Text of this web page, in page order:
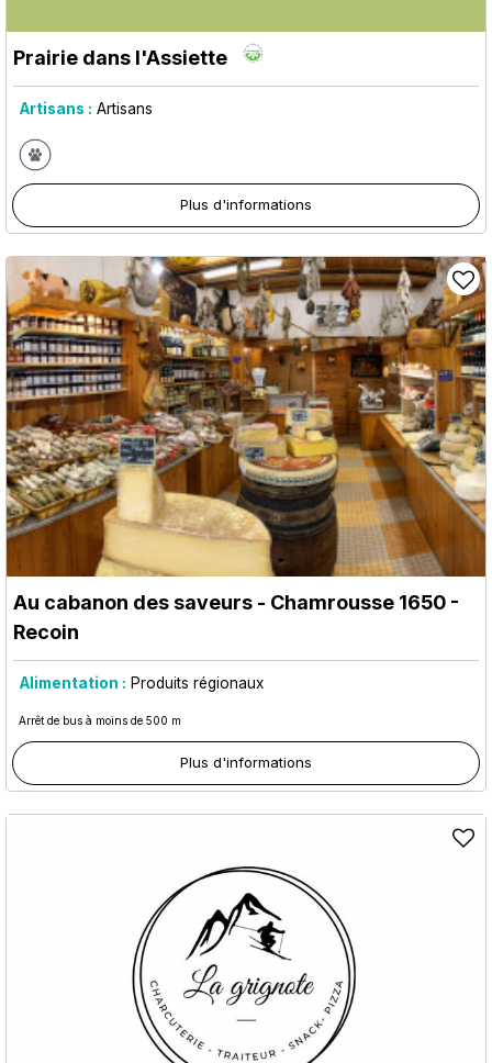
Prairie dans l'Assiette
Artisans : Artisans
Plus d'informations
Au cabanon des saveurs - Chamrousse 1650 -
Recoin
Alimentation : Produits régionaux
Arrêt de bus à moins de 500 m
Plus d'informations